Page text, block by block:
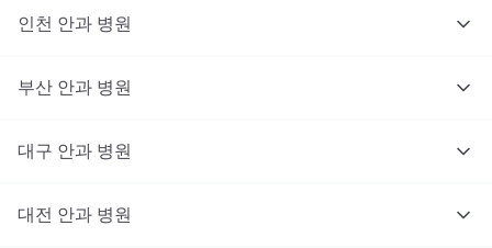
인천 안과 병원
부산 안과 병원
대구 안과 병원
대전 안과 병원